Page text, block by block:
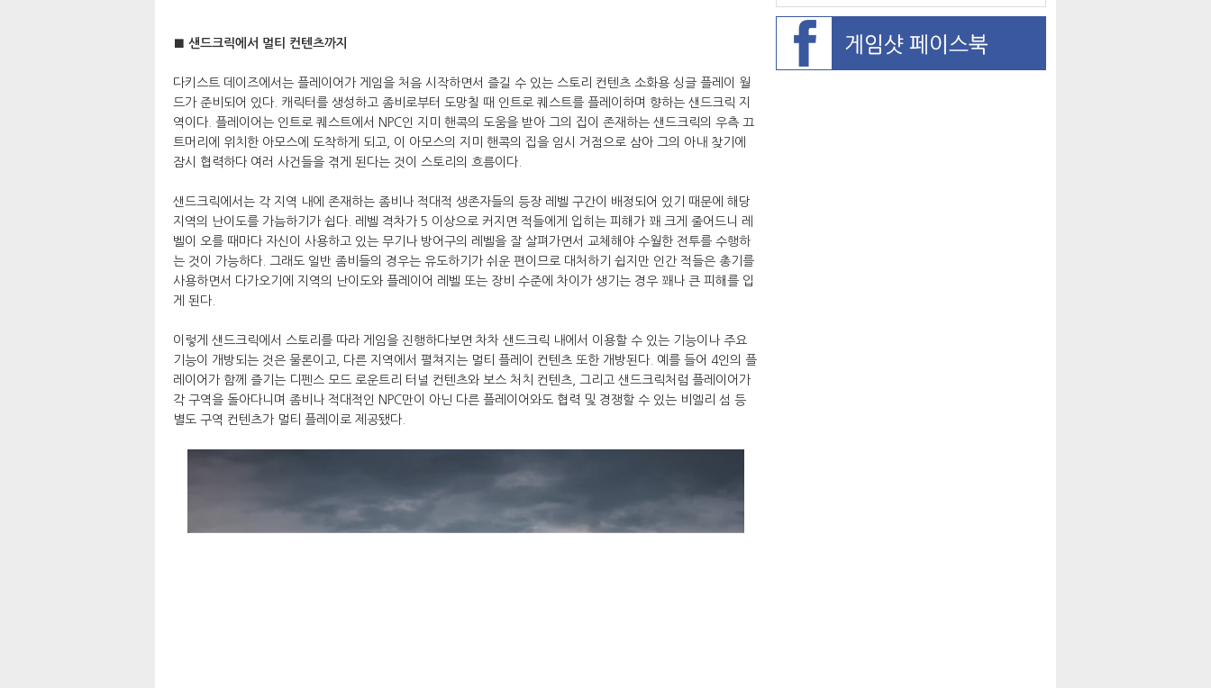
■ 샌드크릭에서 멀티 컨텐츠까지
다키스트 데이즈에서는 플레이어가 게임을 처음 시작하면서 즐길 수 있는 스토리 컨텐츠 소화용 싱글 플레이 월
드가 준비되어 있다. 캐릭터를 생성하고 좀비로부터 도망칠 때 인트로 퀘스트를 플레이하며 향하는 샌드크릭 지
역이다. 플레이어는 인트로 퀘스트에서 NPC인 지미 핸콕의 도움을 받아 그의 집이 존재하는 샌드크릭의 우측 끄
트머리에 위치한 아모스에 도착하게 되고, 이 아모스의 지미 핸콕의 집을 임시 거점으로 삼아 그의 아내 찾기에
잠시 협력하다 여러 사건들을 겪게 된다는 것이 스토리의 흐름이다.
샌드크릭에서는 각 지역 내에 존재하는 좀비나 적대적 생존자들의 등장 레벨 구간이 배정되어 있기 때문에 해당
지역의 난이도를 가늠하기가 쉽다. 레벨 격차가 5 이상으로 커지면 적들에게 입히는 피해가 꽤 크게 줄어드니 레
벨이 오를 때마다 자신이 사용하고 있는 무기나 방어구의 레벨을 잘 살펴가면서 교체해야 수월한 전투를 수행하
는 것이 가능하다. 그래도 일반 좀비들의 경우는 유도하기가 쉬운 편이므로 대처하기 쉽지만 인간 적들은 총기를
사용하면서 다가오기에 지역의 난이도와 플레이어 레벨 또는 장비 수준에 차이가 생기는 경우 꽤나 큰 피해를 입
게 된다.
이렇게 샌드크릭에서 스토리를 따라 게임을 진행하다보면 차차 샌드크릭 내에서 이용할 수 있는 기능이나 주요
기능이 개방되는 것은 물론이고, 다른 지역에서 펼쳐지는 멀티 플레이 컨텐츠 또한 개방된다. 예를 들어 4인의 플
레이어가 함께 즐기는 디펜스 모드 로운트리 터널 컨텐츠와 보스 처치 컨텐츠, 그리고 샌드크릭처럼 플레이어가
각 구역을 돌아다니며 좀비나 적대적인 NPC만이 아닌 다른 플레이어와도 협력 및 경쟁할 수 있는 비엘리 섬 등
별도 구역 컨텐츠가 멀티 플레이로 제공됐다.